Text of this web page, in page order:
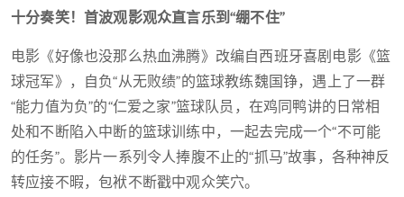
十分奏笑！首波观影观众直言乐到“绷不住”
电影《好像也没那么热血沸腾》改编自西班牙喜剧电影《篮
球冠军》，自负“从无败绩”的篮球教练魏国铮，遇上了一群
“能力值为负”的“仁爱之家”篮球队员，在鸡同鸭讲的日常相
处和不断陷入中断的篮球训练中，一起去完成一个“不可能
的任务”。影片一系列令人捧腹不止的“抓马”故事，各种神反
转应接不暇，包袱不断戳中观众笑穴。